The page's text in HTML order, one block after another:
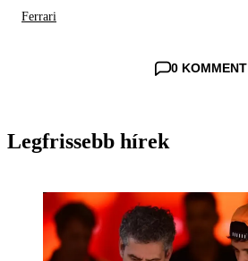
Ferrari
0 KOMMENT
Legfrissebb hírek